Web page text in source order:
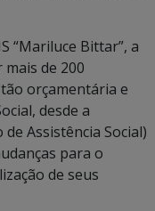
“Mariluce Bittar”, a
de 200
orçamentária e
desde a
Assistência Social)
para o
de seus